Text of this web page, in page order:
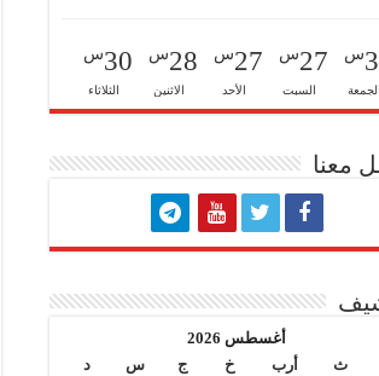
س
الجمعة
27س
السبت
27س
الأحد
28س
الاثنين
30س
الثلاثاء
معنا
أغسطس 2026
ث أرب خ ج س
د